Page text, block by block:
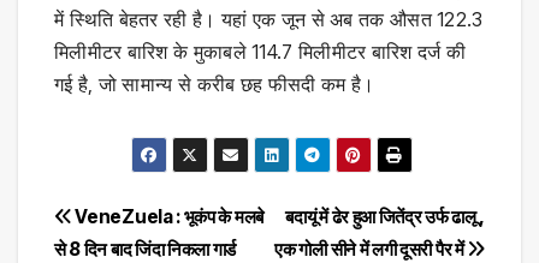
में स्थिति बेहतर रही है। यहां एक जून से अब तक औसत 122.3
मिलीमीटर बारिश के मुकाबले 114.7 मिलीमीटर बारिश दर्ज की
गई है, जो सामान्य से करीब छह फीसदी कम है।
Post
बदायूं में ढेर हुआ जितेंद्र उर्फ ढालू ,
एक गोली सीने में लगी दूसरी पैर में
VeneZuela : भूकंप के मलबे
से 8 दिन बाद जिंदा निकला गार्ड